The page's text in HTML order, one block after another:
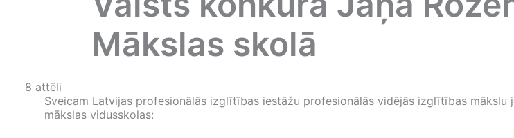
Mākslas skolā
8 attēli
Sveicam Latvijas profesionālās izglītības iestāžu profesionālās vidējās izglītības mākslu
mākslas vidusskolas: